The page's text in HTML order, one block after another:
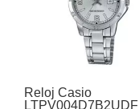
Reloj Casio
LTPV004D7B2UDF